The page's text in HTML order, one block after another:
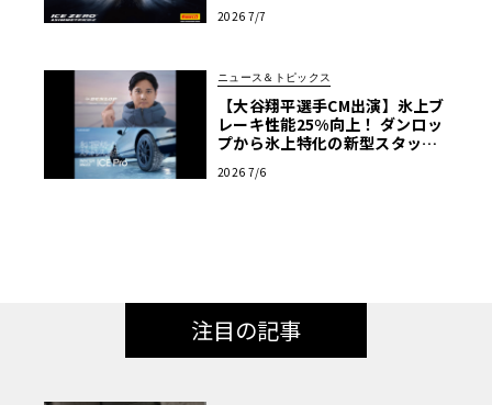
2026 7/7
ニュース＆トピックス
【大谷翔平選手CM出演】氷上ブ
レーキ性能25%向上！ ダンロッ
プから氷上特化の新型スタッド
2026 7/6
注目の記事